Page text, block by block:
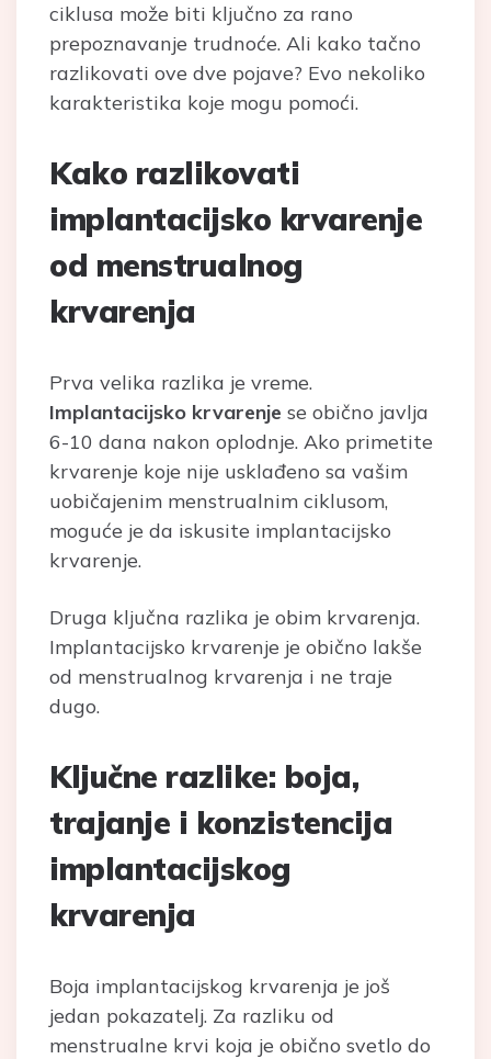
ciklusa može biti ključno za rano
prepoznavanje trudnoće. Ali kako tačno
razlikovati ove dve pojave? Evo nekoliko
karakteristika koje mogu pomoći.
Kako razlikovati
implantacijsko krvarenje
od menstrualnog
krvarenja
Prva velika razlika je vreme.
Implantacijsko krvarenje se obično javlja
6-10 dana nakon oplodnje. Ako primetite
krvarenje koje nije usklađeno sa vašim
uobičajenim menstrualnim ciklusom,
moguće je da iskusite implantacijsko
krvarenje.
Druga ključna razlika je obim krvarenja.
Implantacijsko krvarenje je obično lakše
od menstrualnog krvarenja i ne traje
dugo.
Ključne razlike: boja,
trajanje i konzistencija
implantacijskog
krvarenja
Boja implantacijskog krvarenja je još
jedan pokazatelj. Za razliku od
menstrualne krvi koja je obično svetlo do